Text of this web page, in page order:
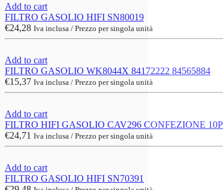
Add to cart
FILTRO GASOLIO HIFI SN80019
€24,28 Iva inclusa / Prezzo per singola unità
Add to cart
FILTRO GASOLIO WK8044X 84172222 84565884
€15,37 Iva inclusa / Prezzo per singola unità
Add to cart
FILTRO HIFI GASOLIO CAV296 CONFEZIONE
€24,71 Iva inclusa / Prezzo per singola unità
Add to cart
FILTRO GASOLIO HIFI SN70391